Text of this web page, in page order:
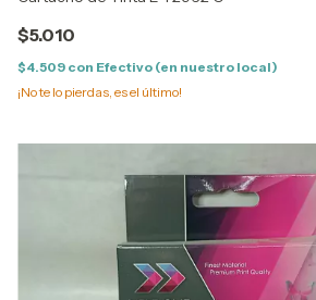
$5.010
$4.509 con Efectivo (en nuestro local)
¡No te lo pierdas, es el último!